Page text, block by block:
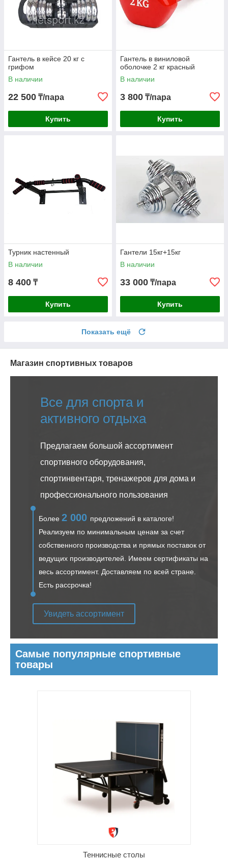
Гантель в кейсе 20 кг с
грифом
В наличии
22 500 ₸/пара
Купить
Гантель в виниловой
оболочке 2 кг красный
В наличии
3 800 ₸/пара
Купить
Турник настенный
В наличии
8 400 ₸
Купить
Гантели 15кг+15кг
В наличии
33 000 ₸/пара
Купить
Показать ещё
Магазин спортивных товаров
Все для спорта и
активного отдыха
Предлагаем большой ассортимент
спортивного оборудования,
спортинвентаря, тренажеров для дома и
профессионального пользования
Более 2 000 предложений в каталоге!
Реализуем по минимальным ценам за счет
собственного производства и прямых поставок от
ведущих производителей. Имеем сертификаты на
весь ассортимент. Доставляем по всей стране.
Есть рассрочка!
Увидеть ассортимент
Самые популярные спортивные
товары
Теннисные столы